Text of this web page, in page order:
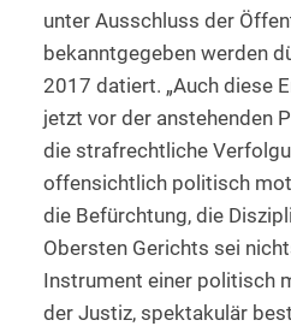
unter Ausschluss der
bekanntgegeben werden
2017 datiert. „Auch diese
jetzt vor der anstehenden
die strafrechtliche
offensichtlich politisch
die Befürchtung, die
Obersten Gerichts sei
Instrument einer politisch
der Justiz, spektakulär